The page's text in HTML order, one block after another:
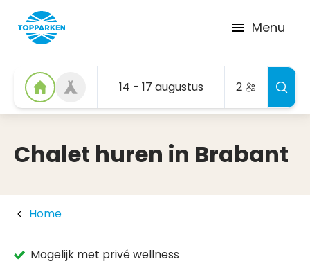
Menu
14 - 17 augustus 2
Chalet huren in Brabant
Home
Mogelijk met privé wellness